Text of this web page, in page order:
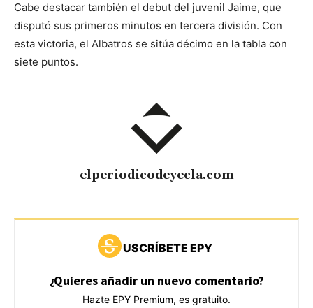
Cabe destacar también el debut del juvenil Jaime, que
disputó sus primeros minutos en tercera división. Con
esta victoria, el Albatros se sitúa décimo en la tabla con
siete puntos.
elperiodicodeyecla.com
USCRÍBETE EPY
¿Quieres añadir un nuevo comentario?
Hazte EPY Premium, es gratuito.